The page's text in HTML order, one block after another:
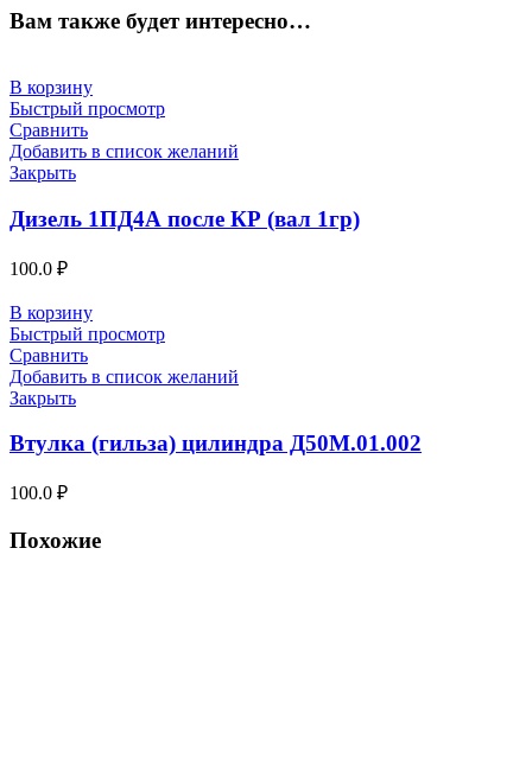
Вам также будет интересно…
В корзину
Быстрый просмотр
Сравнить
Добавить в список желаний
Закрыть
Дизель 1ПД4А после КР (вал 1гр)
100.0 ₽
В корзину
Быстрый просмотр
Сравнить
Добавить в список желаний
Закрыть
Втулка (гильза) цилиндра Д50М.01.002
100.0 ₽
Похожие